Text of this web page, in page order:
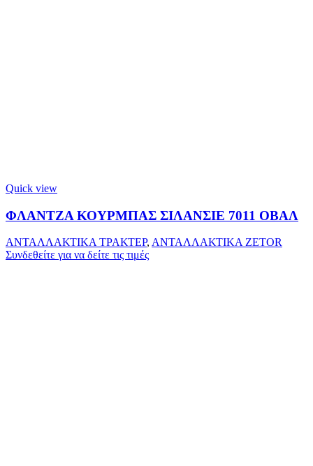
Quick view
ΦΛΑΝΤΖΑ ΚΟΥΡΜΠΑΣ ΣΙΛΑΝΣΙΕ 7011 ΟΒΑΛ
ΑΝΤΑΛΛΑΚΤΙΚΑ ΤΡΑΚΤΕΡ, ΑΝΤΑΛΛΑΚΤΙΚΑ ZETOR
Συνδεθείτε για να δείτε τις τιμές